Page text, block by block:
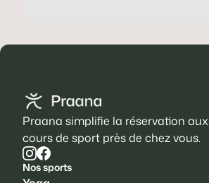
Praana simplifie la réservation aux
cours de sport près de chez vous.
Nos sports